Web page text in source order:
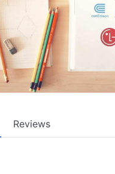
Reviews